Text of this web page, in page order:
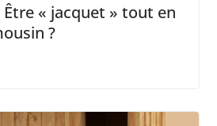
« jacquet » tout en
?